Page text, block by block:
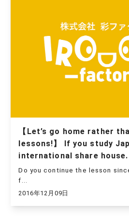
【Let’s go home rather
lessons!】 If you study
international share house.
Do you continue the lesson
f...
2016年12月09日